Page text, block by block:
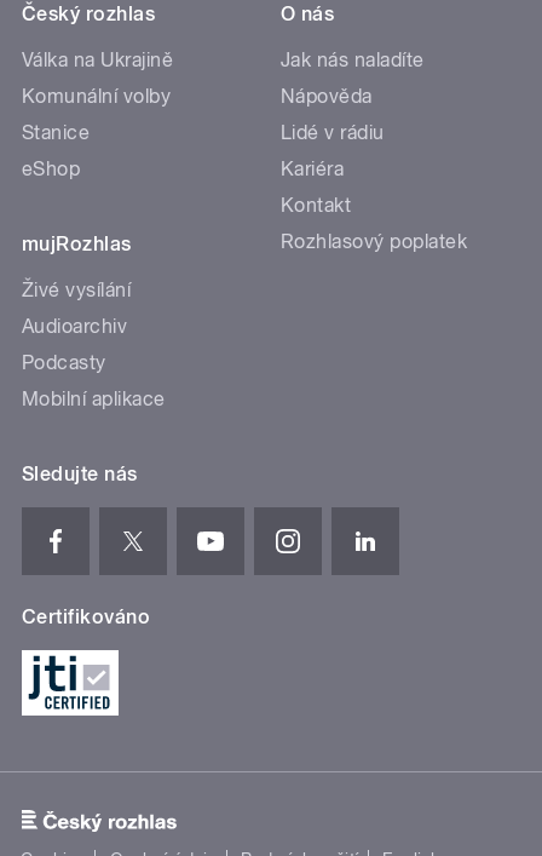
Český rozhlas
Válka na Ukrajině
Komunální volby
Stanice
eShop
mujRozhlas
Živé vysílání
Audioarchiv
Podcasty
Mobilní aplikace
O nás
Jak nás naladíte
Nápověda
Lidé v rádiu
Kariéra
Kontakt
Rozhlasový poplatek
Sledujte nás
Certifikováno